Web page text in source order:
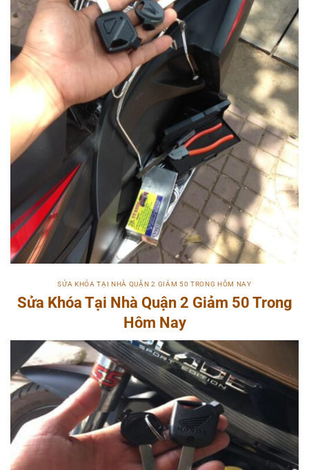
SỬA KHÓA TẠI NHÀ QUẬN 2 GIẢM 50 TRONG HÔM NAY
Sửa Khóa Tại Nhà Quận 2 Giảm 50 Trong
Hôm Nay